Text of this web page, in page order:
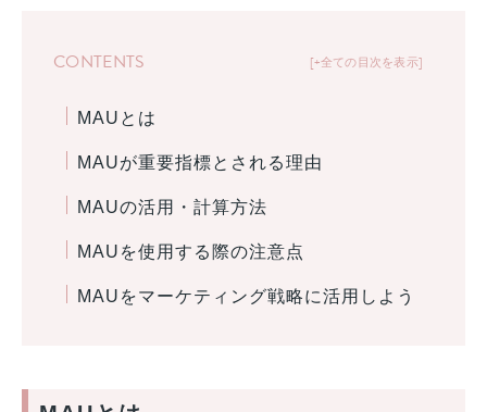
+全ての目次を表示
CONTENTS
MAUとは
MAUが重要指標とされる理由
MAUの活用・計算方法
MAUを使用する際の注意点
MAUをマーケティング戦略に活用しよう